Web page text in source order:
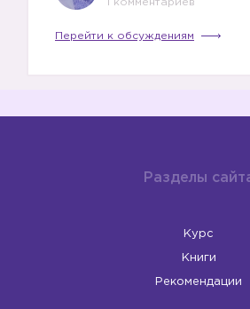
1 комментариев
Перейти к обсуждениям
Разделы
Курс
Книги
Рекомендации